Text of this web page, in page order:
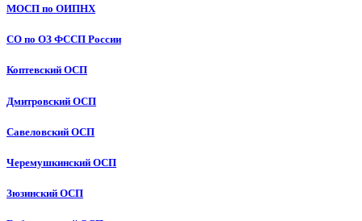
МОСП по ОИПНХ
СО по ОЗ ФССП России
Коптевский ОСП
Дмитровский ОСП
Савеловский ОСП
Черемушкинский ОСП
Зюзинский ОСП